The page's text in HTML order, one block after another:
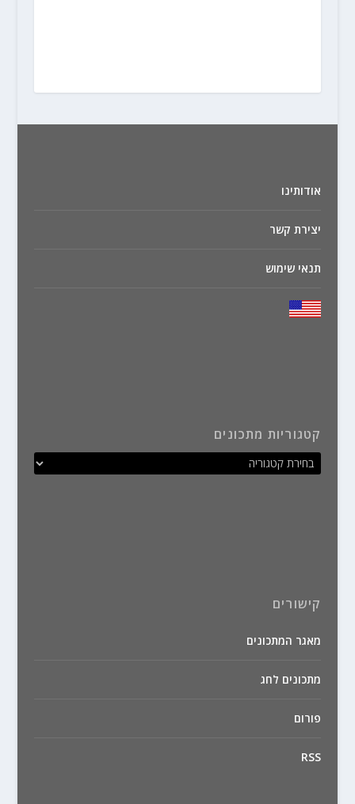
אודותינו
יצירת קשר
תנאי שימוש
קטגוריות מתכונים
קישורים
מאגר המתכונים
מתכונים לחג
פורום
RSS